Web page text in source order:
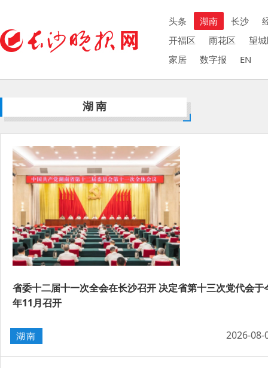
头条 湖南 长沙
开福区
雨花区
望
家居
数字报 EN
湖南
省委十二届十一次全会在长沙召开 决定省第十三次党代会于
年11月召开
湖南 2026-08-